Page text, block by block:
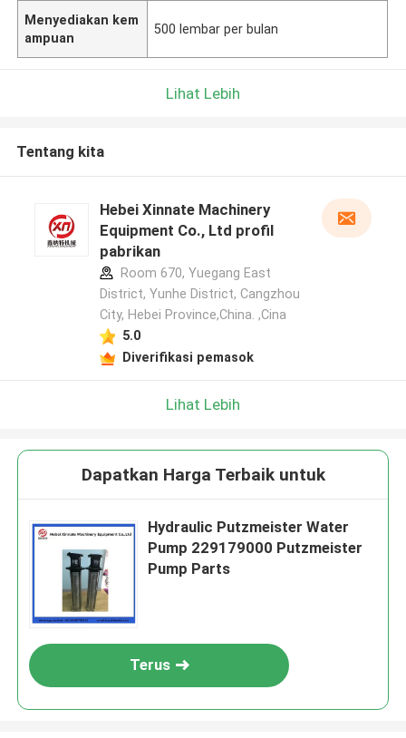
Menyediakan kem
ampuan
500 lembar per bulan
Lihat Lebih
Tentang kita
Hebei Xinnate Machinery
Equipment Co., Ltd profil
pabrikan
Room 670, Yuegang East
District, Yunhe District, Cangzhou
City, Hebei Province,China. ,Cina
5.0
Diverifikasi pemasok
Lihat Lebih
Dapatkan Harga Terbaik untuk
Hydraulic Putzmeister Water
Pump 229179000 Putzmeister
Pump Parts
Terus